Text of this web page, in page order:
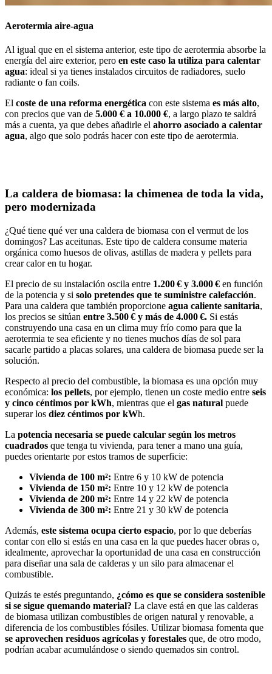
Aerotermia aire-agua
Al igual que en el sistema anterior, este tipo de aerotermia absorbe la
energía del aire exterior, pero en este caso la utiliza para calentar
agua: ideal si ya tienes instalados circuitos de radiadores, suelo
radiante o fan coils.
El coste de una reforma energética con este sistema es más alto,
con precios que van de 5.000 € a 10.000 €, a largo plazo te saldrá
más a cuenta, ya que debes añadirle el ahorro asociado a calentar
agua, algo que solo podrás hacer con este tipo de aerotermia.
La caldera de biomasa: la chimenea de toda la vida,
pero modernizada
¿Qué tiene qué ver una caldera de biomasa con el vermut de los
domingos? Las aceitunas. Este tipo de caldera consume materia
orgánica como huesos de olivas, astillas de madera y pellets para
crear calor en tu hogar.
El precio de su instalación oscila entre 1.200 € y 3.000 € en función
de la potencia y si solo pretendes que te suministre calefacción.
Para una caldera que también proporcione agua caliente sanitaria,
los precios se sitúan entre 3.500 € y más de 4.000 €. Si estás
construyendo una casa en un clima muy frío como para que la
aerotermia te sea eficiente y no tienes muchos días de sol para
sacarle partido a placas solares, una caldera de biomasa puede ser la
solución.
Respecto al precio del combustible, la biomasa es una opción muy
económica: los pellets, por ejemplo, tienen un coste medio entre seis
y cinco céntimos por kWh, mientras que el gas natural puede
superar los diez céntimos por kWh.
La potencia necesaria se puede calcular según los metros
cuadrados que tenga tu vivienda, para tener a mano una guía,
puedes orientarte por estos tramos de superficie:
Vivienda de 100 m²: Entre 6 y 10 kW de potencia
Vivienda de 150 m²: Entre 10 y 12 kW de potencia
Vivienda de 200 m²: Entre 14 y 22 kW de potencia
Vivienda de 300 m²: Entre 21 y 30 kW de potencia
Además, este sistema ocupa cierto espacio, por lo que deberías
contar con ello si estás en una casa en la que puedes hacer obras o,
idealmente, aprovechar la oportunidad de una casa en construcción
para diseñar una sala de calderas y un silo para almacenar el
combustible.
Quizás te estés preguntando, ¿cómo es que se considera sostenible
si se sigue quemando material? La clave está en que las calderas
de biomasa utilizan combustibles de origen natural y renovable, a
diferencia de los combustibles fósiles. Utilizar biomasa fomenta que
se aprovechen residuos agrícolas y forestales que, de otro modo,
podrían acabar acumulándose o siendo quemados sin control.